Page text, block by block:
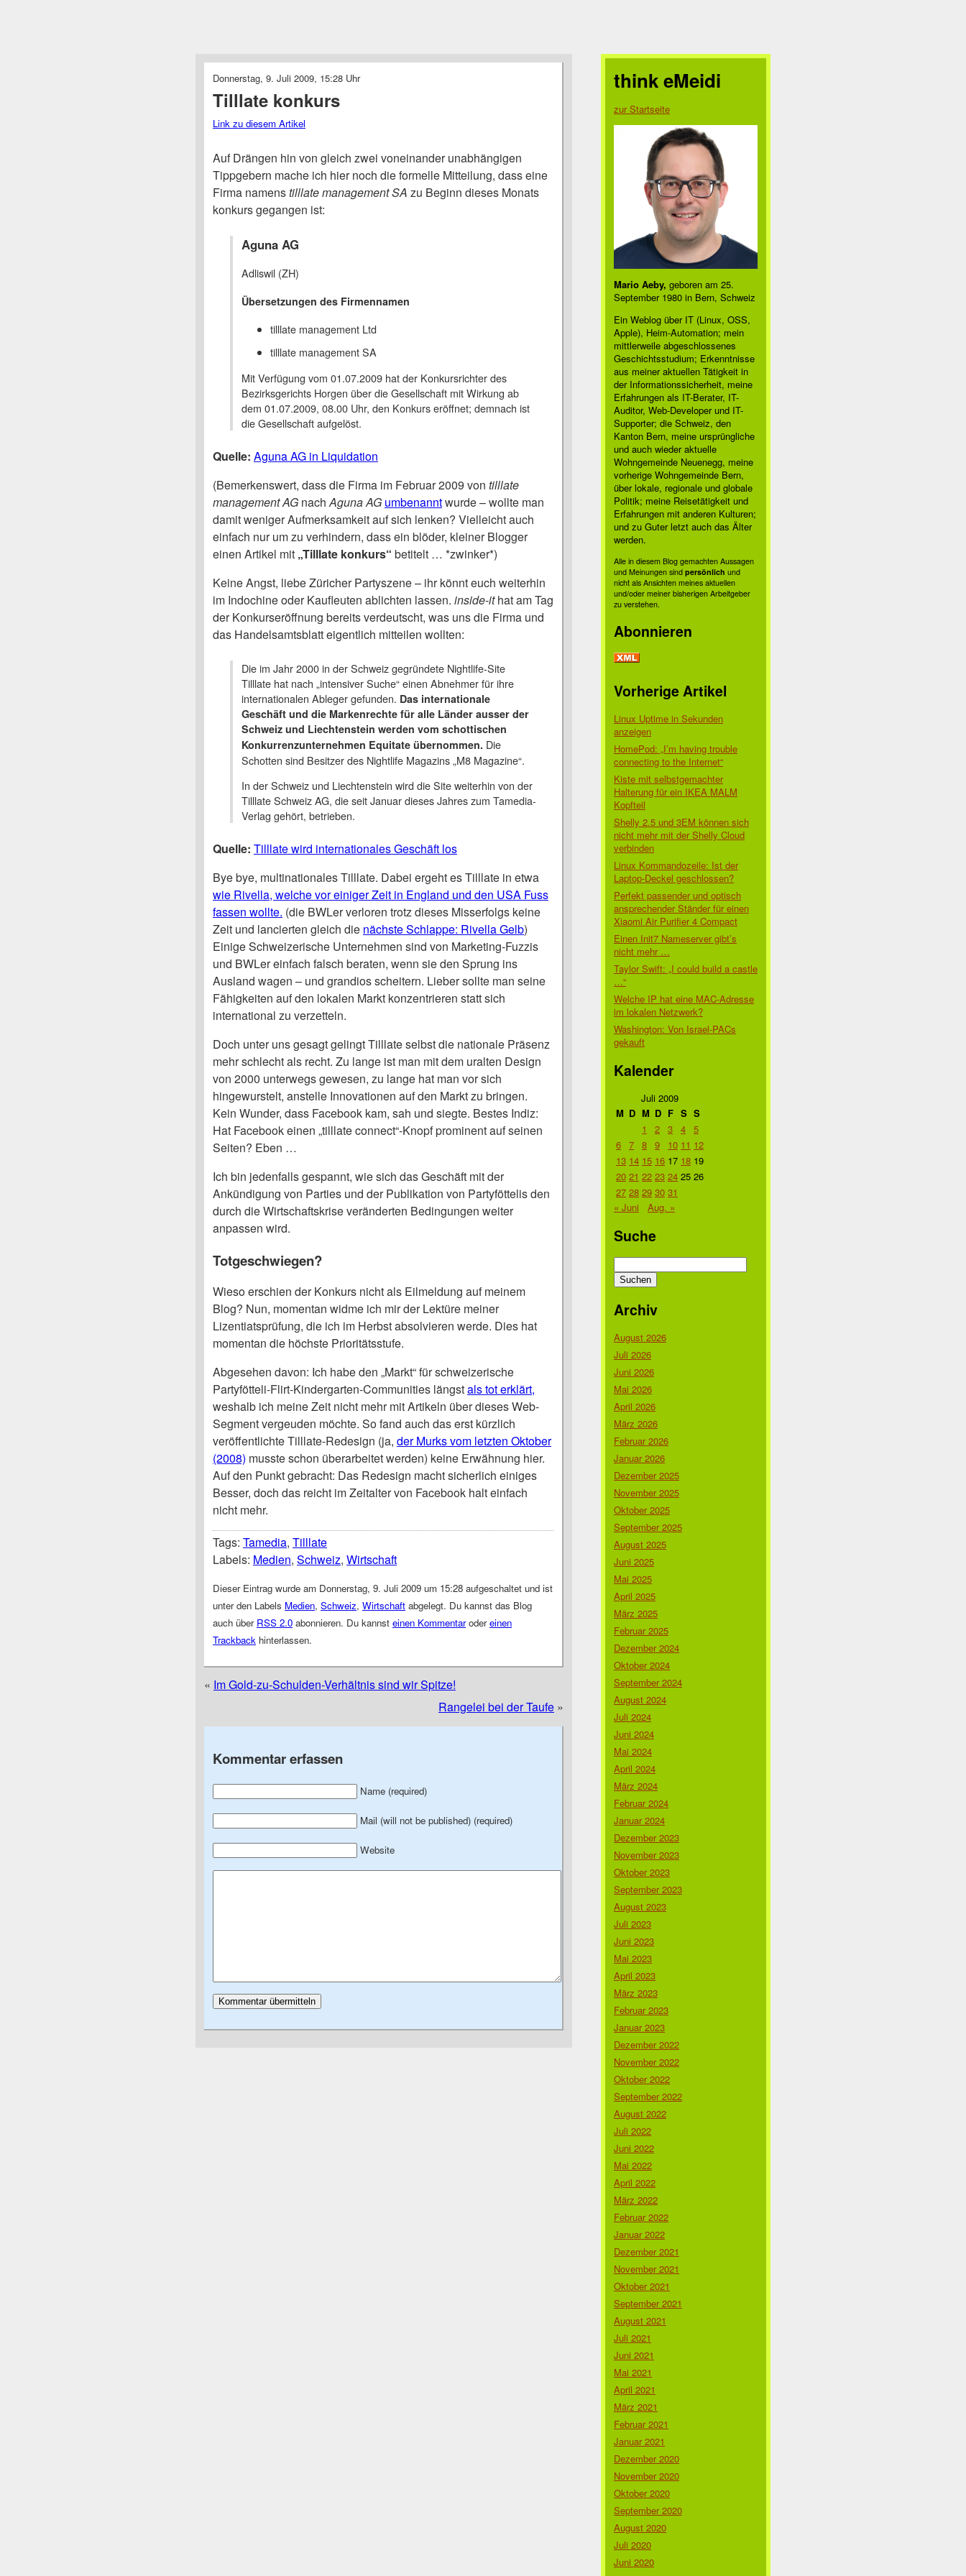
Donnerstag, 9. Juli 2009, 15:28 Uhr
Tilllate konkurs
Link zu diesem Artikel
Auf Drängen hin von gleich zwei voneinander unabhängigen
Tippgebern mache ich hier noch die formelle Mitteilung, dass eine
Firma namenstilllate management SA zu Beginn dieses Monats
konkurs gegangen ist:
Aguna AG
Adliswil (ZH)
Übersetzungen des Firmennamen
tilllate management Ltd
tilllate management SA
Mit Verfügung vom 01.07.2009 hat der Konkursrichter des
Bezirksgerichts Horgen über die Gesellschaft mit Wirkung ab
dem 01.07.2009, 08.00 Uhr, den Konkurs eröffnet; demnach ist
die Gesellschaft aufgelöst.
Quelle: Aguna AG in Liquidation
(Bemerkenswert, dass die Firma im Februar 2009 von tilllate
management AG nach Aguna AG umbenanntwurde – wollte man
damit weniger Aufmerksamkeit auf sich lenken? Vielleicht auch
einfach nur um zu verhindern, dass ein blöder, kleiner Blogger
einen Artikel mit „Tilllate konkurs“ betitelt … *zwinker*)
Keine Angst, liebe Züricher Partyszene – ihr könnt euch weiterhin
im Indochine oder Kaufleuten ablichten lassen. inside-ithat am Tag
der Konkurseröffnung bereits verdeutscht, was uns die Firma und
das Handelsamtsblatt eigentlich mitteilen wollten:
Die im Jahr 2000 in der Schweiz gegründete Nightlife-Site
Tilllate hat nach „intensiver Suche“ einen Abnehmer für ihre
internationalen Ableger gefunden. Das internationale
Geschäft und die Markenrechte für alle Länder ausser der
Schweiz und Liechtenstein werden vom schottischen
Konkurrenzunternehmen Equitate übernommen. Die
Schotten sind Besitzer des Nightlife Magazins „M8 Magazine“.
In der Schweiz und Liechtenstein wird die Site weiterhin von der
Tilllate Schweiz AG, die seit Januar dieses Jahres zum Tamedia-
Verlag gehört, betrieben.
Quelle: Tilllate wird internationales Geschäft los
Bye bye, multinationales Tilllate. Dabei ergeht es Tilllate in etwa
wie Rivella, welche vor einiger Zeit in England und den USA Fuss
fassen wollte. (die BWLer verloren trotz dieses Misserfolgs keine
Zeit und lancierten gleich die nächste Schlappe: Rivella Gelb)
Einige Schweizerische Unternehmen sind von Marketing-Fuzzis
und BWLer einfach falsch beraten, wenn sie den Sprung ins
Ausland wagen – und grandios scheitern. Lieber sollte man seine
Fähigkeiten auf den lokalen Markt konzentrieren statt sich
international zu verzetteln.
Doch unter uns gesagt gelingt Tilllate selbst die nationale Präsenz
mehr schlecht als recht. Zu lange ist man mit dem uralten Design
von 2000 unterwegs gewesen, zu lange hat man vor sich
hingewurstelt, anstelle Innovationen auf den Markt zu bringen.
Kein Wunder, dass Facebook kam, sah und siegte. Bestes Indiz:
Hat Facebook einen „tilllate connect“-Knopf prominent auf seinen
Seiten? Eben …
Ich bin jedenfalls gespannt, wie sich das Geschäft mit der
Ankündigung von Parties und der Publikation von Partyföttelis den
durch die Wirtschaftskrise veränderten Bedingungen weiter
anpassen wird.
Totgeschwiegen?
Wieso erschien der Konkurs nicht als Eilmeldung auf meinem
Blog? Nun, momentan widme ich mir der Lektüre meiner
Lizentiatsprüfung, die ich im Herbst absolvieren werde. Dies hat
momentan die höchste Prioritätsstufe.
Abgesehen davon: Ich habe den „Markt“ für schweizerische
Partyfötteli-Flirt-Kindergarten-Communities längstals tot erklärt,
weshalb ich meine Zeit nicht mehr mit Artikeln über dieses Web-
Segment vergeuden möchte. So fand auch das erst kürzlich
veröffentlichte Tilllate-Redesign (ja, der Murks vom letzten Oktober
(2008) musste schon überarbeitet werden) keine Erwähnung hier.
Auf den Punkt gebracht: Das Redesign macht sicherlich einiges
Besser, doch das reicht im Zeitalter von Facebook halt einfach
nicht mehr.
Tags: Tamedia, Tilllate
Labels: Medien, Schweiz, Wirtschaft
Dieser Eintrag wurde am Donnerstag, 9. Juli 2009 um 15:28 aufgeschaltet und ist
unter den Labels Medien, Schweiz, Wirtschaft abgelegt. Du kannst das Blog
auch über RSS 2.0 abonnieren. Du kannst einen Kommentarodereinen
Trackback hinterlassen.
« Im Gold-zu-Schulden-Verhältnis sind wir Spitze!
Rangelei bei der Taufe »
Kommentar erfassen
Name (required)
Mail (will not be published) (required)
Website
think eMeidi
zur Startseite
Mario Aeby, geboren am 25.
September 1980 in Bern, Schweiz
Ein Weblog über IT (Linux, OSS,
Apple), Heim-Automation; mein
mittlerweile abgeschlossenes
Geschichtsstudium; Erkenntnisse
aus meiner aktuellen Tätigkeit in
der Informationssicherheit, meine
Erfahrungen als IT-Berater, IT-
Auditor, Web-Developer und IT-
Supporter; die Schweiz, den
Kanton Bern, meine ursprüngliche
und auch wieder aktuelle
Wohngemeinde Neuenegg, meine
vorherige Wohngemeinde Bern,
über lokale, regionale und globale
Politik; meine Reisetätigkeit und
Erfahrungen mit anderen Kulturen;
und zu Guter letzt auch das Älter
werden.
Alle in diesem Blog gemachten Aussagen
und Meinungen sind persönlich und
nicht als Ansichten meines aktuellen
und/oder meiner bisherigen Arbeitgeber
zu verstehen.
Abonnieren
Vorherige Artikel
Linux Uptime in Sekunden
anzeigen
HomePod: „I’m having trouble
connecting to the Internet“
Kiste mit selbstgemachter
Halterung für ein IKEA MALM
Kopfteil
Shelly 2.5 und 3EM können sich
nicht mehr mit der Shelly Cloud
verbinden
Linux Kommandozeile: Ist der
Laptop-Deckel geschlossen?
Perfekt passender und optisch
ansprechender Ständer für einen
Xiaomi Air Purifier 4 Compact
Einen Init7 Nameserver gibt’s
nicht mehr …
Taylor Swift: „I could build a castle
…“
Welche IP hat eine MAC-Adresse
im lokalen Netzwerk?
Washington: Von Israel-PACs
gekauft
Kalender
Juli 2009
M D M D F S S
1
2 3 4 5
6 7 8 9 10 11 12
13 14 15 16 17 18 19
20 21 22 23 24 25 26
27 28 29 30 31
« Juni
Aug. »
Suche
nach:
Archiv
August 2026
Juli 2026
Juni 2026
Mai 2026
April 2026
März 2026
Februar 2026
Januar 2026
Dezember 2025
November 2025
Oktober 2025
September 2025
August 2025
Juni 2025
Mai 2025
April 2025
März 2025
Februar 2025
Dezember 2024
Oktober 2024
September 2024
August 2024
Juli 2024
Juni 2024
Mai 2024
April 2024
März 2024
Februar 2024
Januar 2024
Dezember 2023
November 2023
Oktober 2023
September 2023
August 2023
Juli 2023
Juni 2023
Mai 2023
April 2023
März 2023
Februar 2023
Januar 2023
Dezember 2022
November 2022
Oktober 2022
September 2022
August 2022
Juli 2022
Juni 2022
Mai 2022
April 2022
März 2022
Februar 2022
Januar 2022
Dezember 2021
November 2021
Oktober 2021
September 2021
August 2021
Juli 2021
Juni 2021
Mai 2021
April 2021
März 2021
Februar 2021
Januar 2021
Dezember 2020
November 2020
Oktober 2020
September 2020
August 2020
Juli 2020
Juni 2020